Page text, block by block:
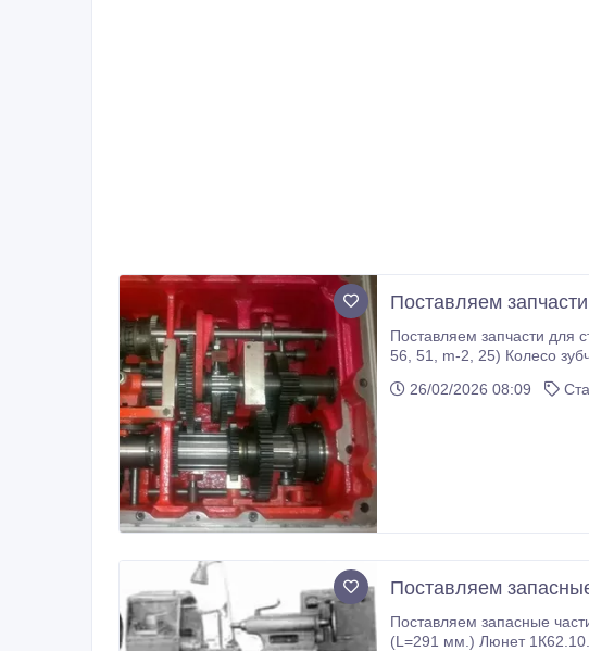
Поставляем
Поставляем запчасти для
56, 51, m-2, 25) Колесо зубчатое I-ой оси 16К20.020.444 (z-50, m-2, 25) Диск фрикциона 16К20.020.486 Диск фрикциона
26/02/2026 08:09
Поставляем
Поставляем запасные части для
(L=291 мм.) Люнет